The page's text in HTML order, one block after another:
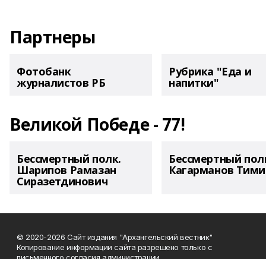
Партнеры
Фотобанк
журналистов РБ
Рубрика "Еда и
напитки"
Великой Победе - 77!
Бессмертный полк.
Шарипов Рамазан
Сиразетдинович
Бессмертный
Кагарманов
© 2020-2026 Сайт издания "Архангельский вестник"
Копирование информации сайта разрешено только с